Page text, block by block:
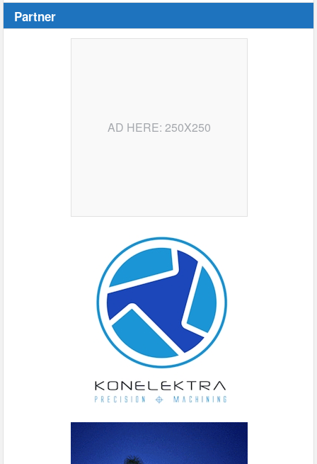
Partner
AD HERE: 250X250